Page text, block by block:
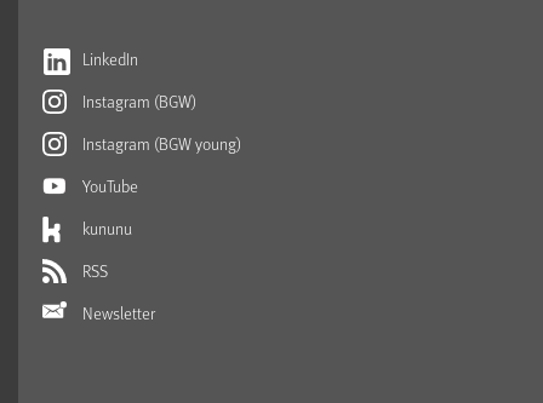
LinkedIn
Instagram (BGW)
Instagram (BGW young)
YouTube
kununu
RSS
Newsletter